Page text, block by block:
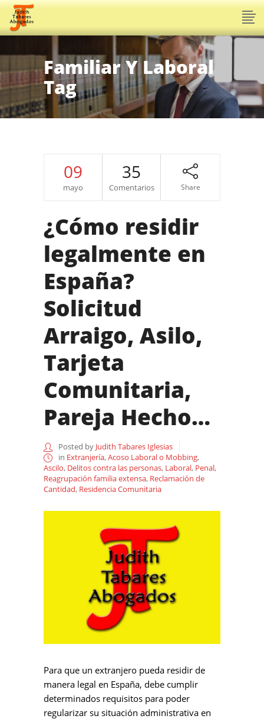
Familiar Y Laboral
Tag
09
mayo
35
Comentarios Share
¿Cómo residir
legalmente en
España?
Solicitud
Arraigo, Asilo,
Tarjeta
Comunitaria,
Pareja Hecho…
Posted by Judith Tabares Iglesias
in Extranjería,Acoso Laboral o Mobbing,
Ascilo, Delitos contra las personas, Laboral, Penal,
Reagrupación familia extensa, Reclamación de
Cantidad, Residencia Comunitaria
Para que un extranjero pueda residir de
manera legal en España, debe cumplir
determinados requisitos para poder
regularizar su situación administrativa en